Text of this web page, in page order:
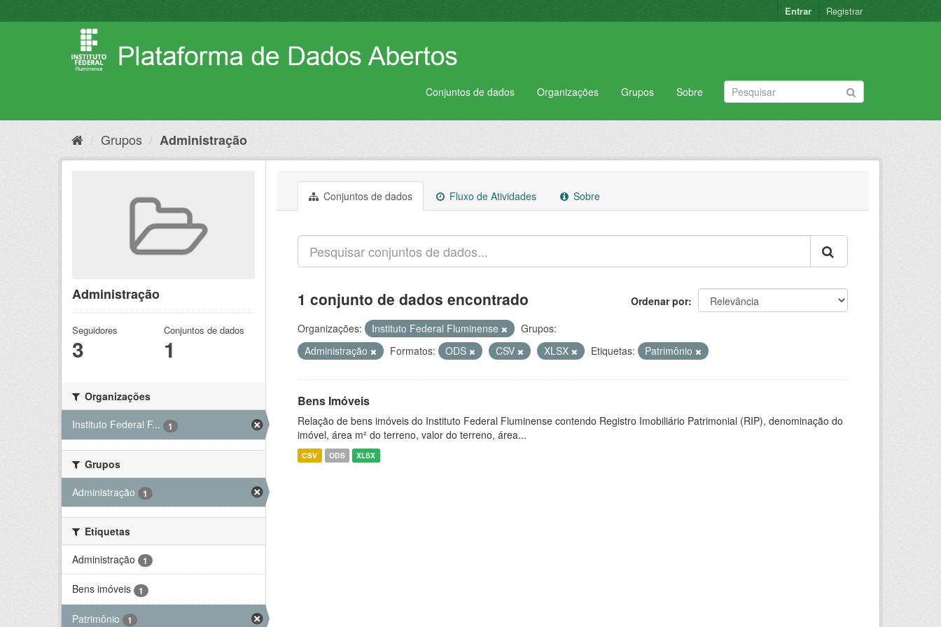
para
Entrar Registrar
Conjuntos de dados Organizações Grupos Sobre
Grupos Administração
Administração
Seguidores
3
Conjuntos de dados
1
Organizações
Instituto Federal F...
1
Grupos
Administração
1
Etiquetas
Administração
1
Bens imóveis 1
Patrimônio 1
Conjuntos de dados Fluxo de Atividades Sobre
Ordenar por
1 conjunto de dados encontrado
Organizações: Instituto Federal Fluminense
Grupos:
Administração
Formatos: ODS CSV XLSX Etiquetas: Patrimônio
Bens Imóveis
Relação de bens imóveis do Instituto Federal Fluminense contendo Registro Imobiliário Patrimonial (RIP), denominação do
imóvel, área m² do terreno, valor do terreno, área...
CSV ODS XLSX